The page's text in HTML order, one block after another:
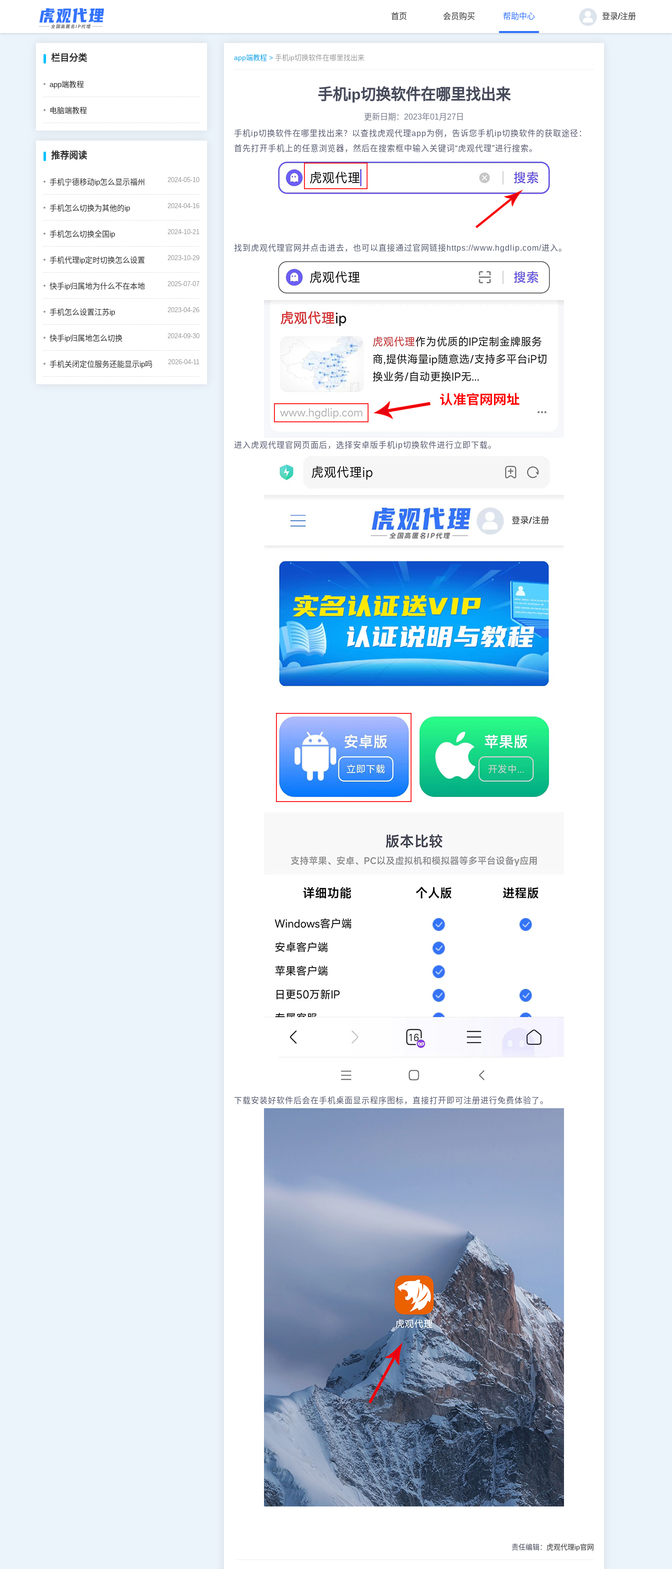
首页 会员购买 帮助中心 登录/注册
栏目分类
app端教程
电脑端教程
推荐阅读
手机宁德移动ip怎么显示福州 2024-05-10
手机怎么切换为其他的ip 2024-04-16
手机怎么切换全国ip 2024-10-21
手机代理ip定时切换怎么设置 2023-10-29
快手ip归属地为什么不在本地 2025-07-07
手机怎么设置江苏ip 2023-04-26
快手ip归属地怎么切换 2024-09-30
手机关闭定位服务还能显示ip吗 2026-04-11
app端教程 > 手机ip切换软件在哪里找出来
手机ip切换软件在哪里找出来
更新日期：2023年01月27日
手机ip切换软件在哪里找出来？以查找虎观代理app为例，告诉您手机ip切换软件的获取途径：
首先打开手机上的任意浏览器，然后在搜索框中输入关键词“虎观代理”进行搜索。
找到虎观代理官网并点击进去，也可以直接通过官网链接https://www.hgdlip.com/进入。
进入虎观代理官网页面后，选择安卓版手机ip切换软件进行立即下载。
下载安装好软件后会在手机桌面显示程序图标，直接打开即可注册进行免费体验了。
责任编辑： 虎观代理ip官网